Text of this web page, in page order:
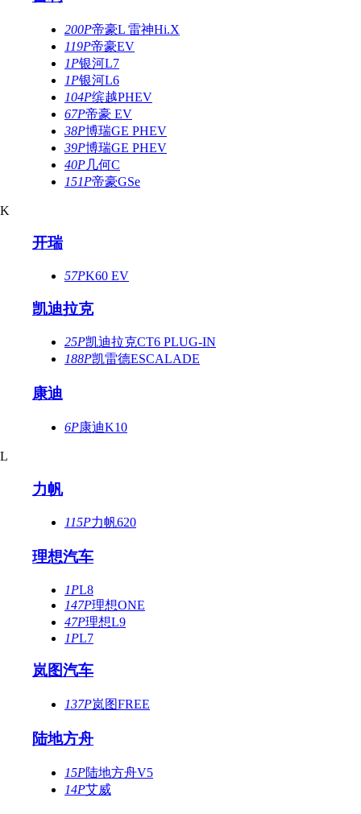
200P帝豪L 雷神Hi.X
119P帝豪EV
1P银河L7
1P银河L6
104P缤越PHEV
67P帝豪 EV
38P博瑞GE PHEV
39P博瑞GE PHEV
40P几何C
151P帝豪GSe
K
开瑞
57PK60 EV
凯迪拉克
25P凯迪拉克CT6 PLUG-IN
188P凯雷德ESCALADE
康迪
6P康迪K10
L
力帆
115P力帆620
理想汽车
1PL8
147P理想ONE
47P理想L9
1PL7
岚图汽车
137P岚图FREE
陆地方舟
15P陆地方舟V5
14P艾威